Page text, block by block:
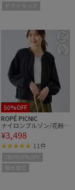
ドライタッチ
50%OFF
ROPÉ PICNIC
ナイロンブルゾン/花粉
ガード・撥水
¥3,498
11件
2BUY10%OFF
撥水加工